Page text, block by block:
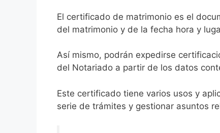
El certificado de matrimonio es el
del matrimonio y de la fecha hora y
Así mismo, podrán expedirse
del Notariado a partir de los datos
Este certificado tiene varios usos y
serie de trámites y gestionar asuntos